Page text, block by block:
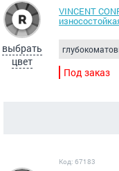
выбрать
цвет
VINCENT
Под заказ
Код: 67183